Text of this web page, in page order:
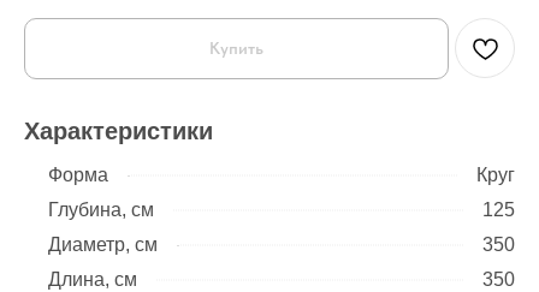
Купить
Характеристики
Форма
Круг
Глубина, см
125
Диаметр, см
350
Длина, см
350